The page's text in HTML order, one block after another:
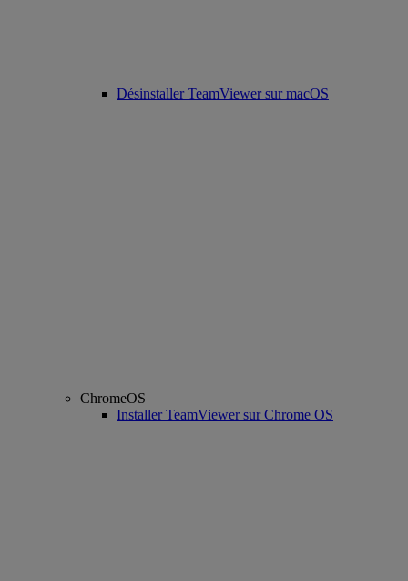
Désinstaller TeamViewer sur macOS
ChromeOS
Installer TeamViewer sur Chrome OS